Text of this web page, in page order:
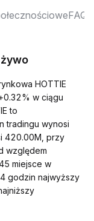
FAQ
HOTTIE
w ciągu
to
tradingu wynosi
420.00M, przy
względem
miejsce w
godzin najwyższy